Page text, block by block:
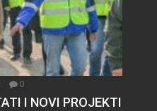
0
I NOVI PROJEKTI